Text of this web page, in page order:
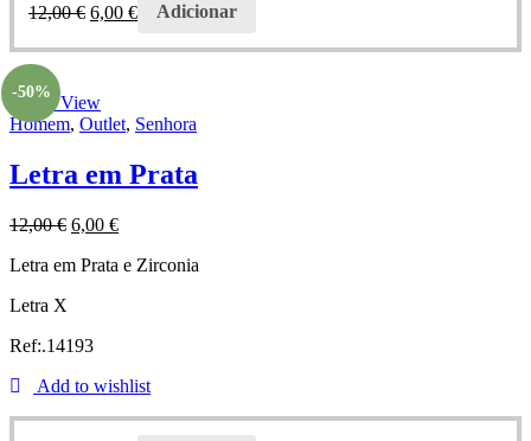
12,00€ 6,00 € Adicionar
-50%
Quick View
Homem, Outlet, Senhora
Letra em Prata
12,00€ 6,00 €
Letra em Prata e Zirconia
Letra X
Ref:.14193
Add to wishlist